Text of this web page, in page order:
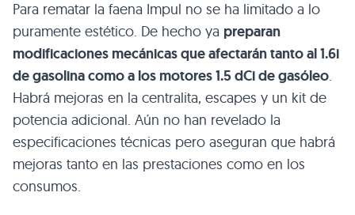
Para rematar la faena Impul no se ha limitado a lo
puramente estético. De hecho ya preparan
modificaciones mecánicas que afectarán tanto al 1.6i
de gasolina como a los motores 1.5 dCi de gasóleo.
Habrá mejoras en la centralita, escapes y un kit de
potencia adicional. Aún no han revelado la
especificaciones técnicas pero aseguran que habrá
mejoras tanto en las prestaciones como en los
consumos.